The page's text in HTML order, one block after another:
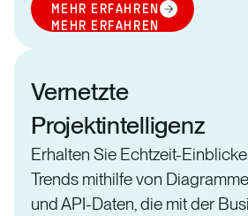
MEHR ERFAHREN
MEHR ERFAHREN
Vernetzte
Projektintelligenz
Erhalten Sie Echtzeit-
Trends mithilfe von
und API-Daten, die mit der